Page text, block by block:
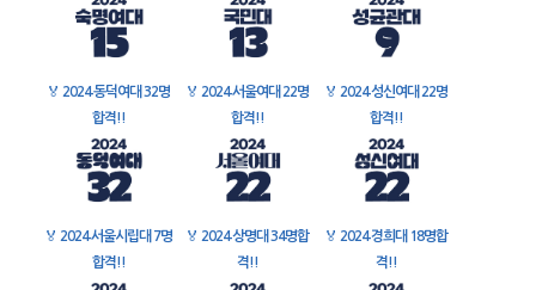
🏅 2024 동덕여대 32명
합격!!
🏅 2024 서울여대 22명
합격!!
🏅 2024 성신여대 22명
합격!!
🏅 2024 서울시립대 7명
합격!!
🏅 2024 상명대 34명합
격!!
🏅 2024 경희대 18명합
격!!